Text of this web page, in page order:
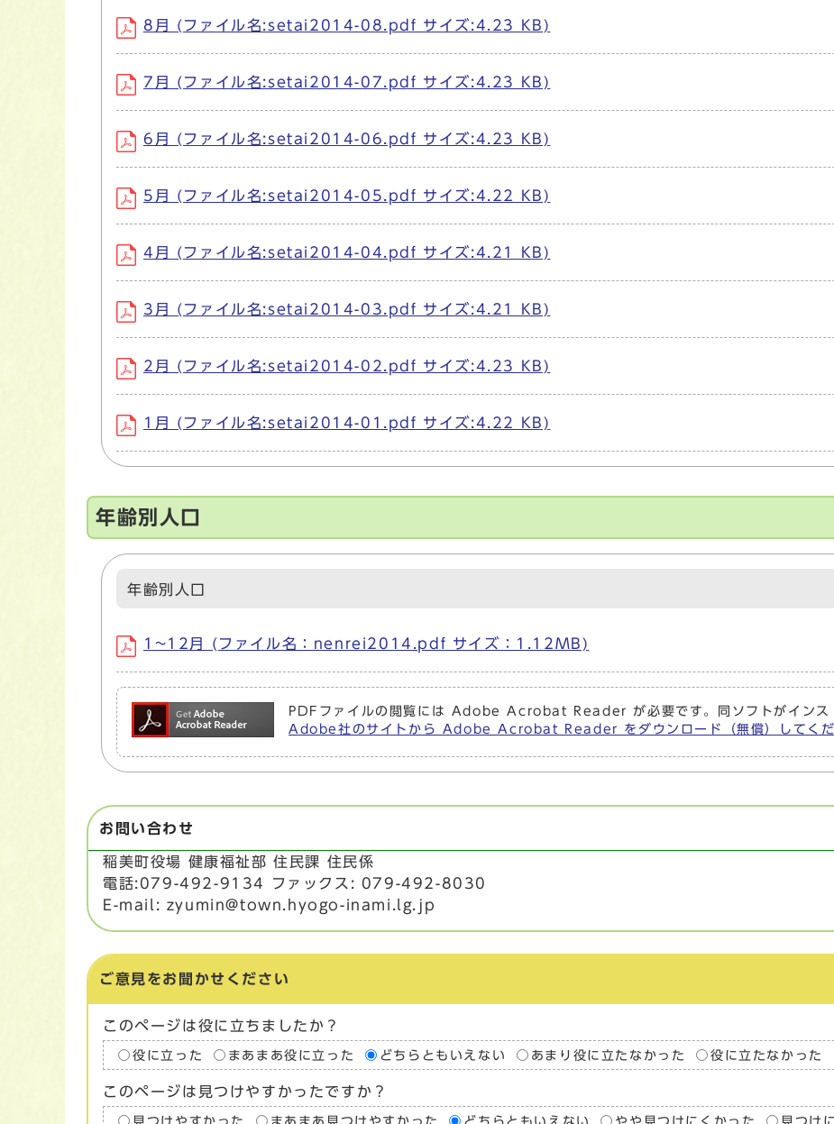
8月 (ファイル名:setai2014-08.pdf サイズ:4.23 KB)
7月 (ファイル名:setai2014-07.pdf サイズ:4.23 KB)
6月 (ファイル名:setai2014-06.pdf サイズ:4.23 KB)
5月 (ファイル名:setai2014-05.pdf サイズ:4.22 KB)
4月 (ファイル名:setai2014-04.pdf サイズ:4.21 KB)
3月 (ファイル名:setai2014-03.pdf サイズ:4.21 KB)
2月 (ファイル名:setai2014-02.pdf サイズ:4.23 KB)
1月 (ファイル名:setai2014-01.pdf サイズ:4.22 KB)
年齢別人口
年齢別人口
1~12月 (ファイル名：nenrei2014.pdf サイズ：1.12MB)
PDFファイルの閲覧には Adobe Acrobat Reader が必要です。同ソフトがインス
Adobe社のサイトから Adobe Acrobat Reader をダウンロード（無償）してくだ
お問い合わせ
稲美町役場 健康福祉部 住民課 住民係
電話:079-492-9134 ファックス: 079-492-8030
E-mail: zyumin@town.hyogo-inami.lg.jp
ご意見をお聞かせください
このページは役に立ちましたか？
役に立った まあまあ役に立った どちらともいえない あまり役に立たなかった 役に立たなかった
このページは見つけやすかったですか？
見つけやすかった まあまあ見つけやすかった どちらともいえない やや見つけにくかった 見つけ